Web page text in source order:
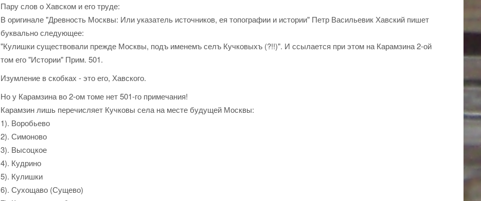
Пару слов о Хавском и его труде:
В оригинале "Древность Москвы: Или указатель источников, ея топографии и истории" Петр Васильевик Хавский пишет
буквально следующее:
"Кулишки существовали прежде Москвы, подъ именемъ селъ Кучковыхъ (?!!)". И ссылается при этом на Карамзина 2-ой
том его "Истории" Прим. 501.
Изумление в скобках - это его, Хавского.
Но у Карамзина во 2-ом томе нет 501-го примечания!
Карамзин лишь перечисляет Кучковы села на месте будущей Москвы:
1). Воробьево
2). Симоново
3). Высоцкое
4). Кудрино
5). Кулишки
6). Сухощаво (Сущево)